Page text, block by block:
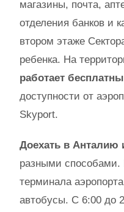
магазины, почта,
отделения банков и
втором этаже
ребенка. На
работает
доступности от
Skyport.
Доехать в Анталию
разными способами.
терминала
автобусы. С 6:00 до